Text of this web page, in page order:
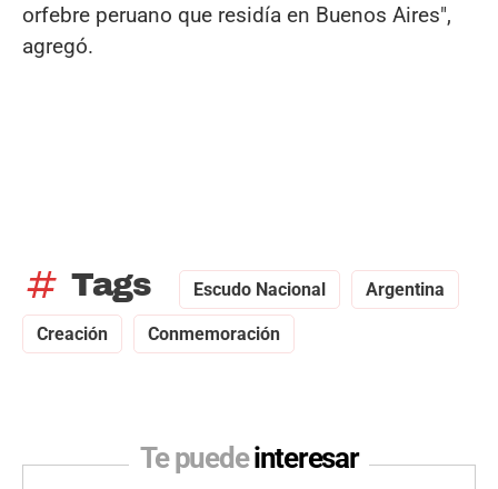
orfebre peruano que residía en Buenos Aires",
agregó.
tag Tags Escudo Nacional Argentina
Creación Conmemoración
Te puedeinteresar